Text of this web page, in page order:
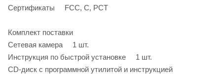
Сертификаты FCC, C, РСТ
Комплект поставки
Сетевая камера 1 шт.
Инструкция по быстрой установке 1 шт.
CD-диск с программной утилитой и инструкцией